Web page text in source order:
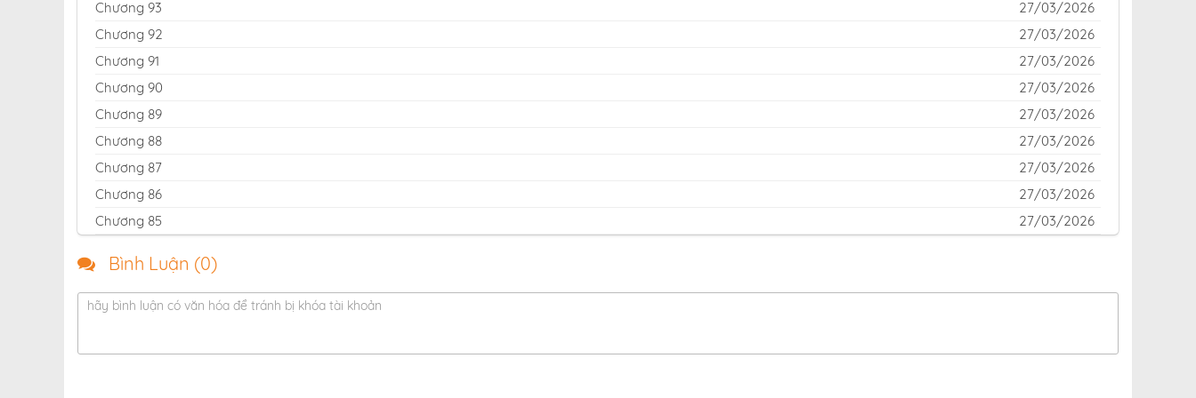
Chương 93
27/03/2026
Chương 92
27/03/2026
Chương 91
27/03/2026
Chương 90
27/03/2026
Chương 89
27/03/2026
Chương 88
27/03/2026
Chương 87
27/03/2026
Chương 86
27/03/2026
Chương 85
27/03/2026
Chương 83
Chương 82
Chương 80
27/03/2026
Bình Luận (0)
hãy bình luận có văn hóa để tránh bị khóa tài khoản